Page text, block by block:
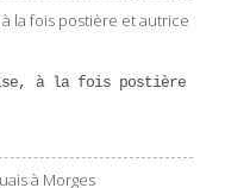
à la fois postière